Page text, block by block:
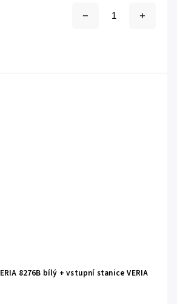
8276B bílý + vstupní stanice VERIA